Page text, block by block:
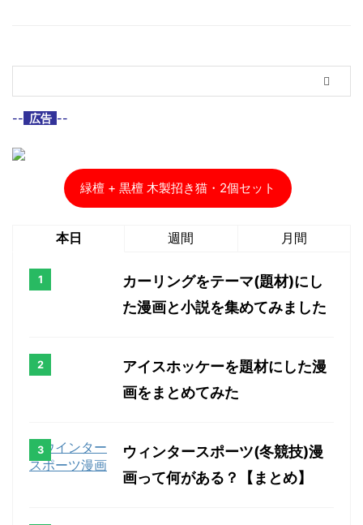
-- 広告 --
緑檀 + 黒檀 木製招き猫・2個セット
本日 週間 月間
カーリングをテーマ(題材)にし
た漫画と小説を集めてみました
アイスホッケーを題材にした漫
画をまとめてみた
ウィンタースポーツ(冬競技)漫
画って何がある？【まとめ】